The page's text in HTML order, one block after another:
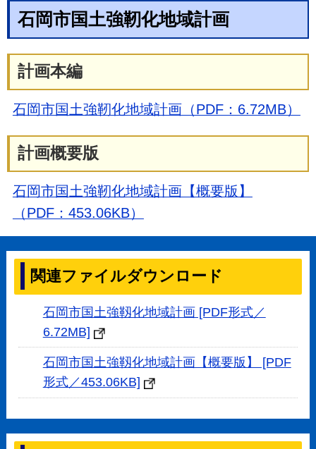
石岡市国土強靭化地域計画
計画本編
石岡市国土強靭化地域計画（PDF：6.72MB）
計画概要版
石岡市国土強靭化地域計画【概要版】
（PDF：453.06KB）
関連ファイルダウンロード
石岡市国土強靱化地域計画 [PDF形式／
6.72MB]
石岡市国土強靱化地域計画【概要版】 [PDF
形式／453.06KB]